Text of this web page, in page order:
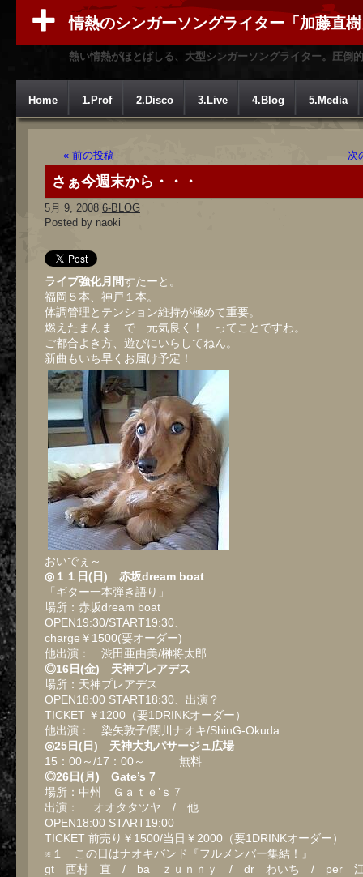
情熱のシンガーソングライター「加藤直
熱い情熱がほとばしる、大型シンガーソングライター。圧倒
Home 1.Prof 2.Disco 3.Live 4.Blog 5.Media
« 前の投稿 次
さぁ今週末から・・・
5月 9, 2008 6-BLOG
Posted by naoki
ライブ強化月間すたーと。
福岡５本、神戸１本。
体調管理とテンション維持が極めて重要。
燃えたまんま で 元気良く！ ってことですわ。
ご都合よき方、遊びにいらしてねん。
新曲もいち早くお届け予定！
おいでぇ～
◎１１日(日) 赤坂dream boat
「ギター一本弾き語り」
場所：赤坂dream boat
OPEN19:30/START19:30、
charge￥1500(要オーダー)
他出演： 渋田亜由美/榊将太郎
◎16日(金) 天神プレアデス
場所：天神プレアデス
OPEN18:00 START18:30、出演？
TICKET ￥1200（要1DRINKオーダー）
他出演： 染矢敦子/関川ナオキ/ShinG-Okuda
◎25日(日) 天神大丸パサージュ広場
15：00～/17：00～ 無料
◎26日(月) Gate’s 7
場所：中州 Ｇａｔｅ’ｓ７
出演： オオタタツヤ / 他
OPEN18:00 START19:00
TICKET 前売り￥1500/当日￥2000（要1DRINKオーダー）
※１ この日はナオキバンド『フルメンバー集結！』
gt 西村 直 / ba ｚｕｎｎｙ / dr わいち / per 江